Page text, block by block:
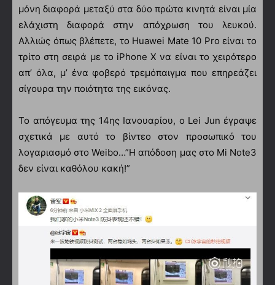
μόνη διαφορά μεταξύ στα δύο πρώτα κινητά είναι μία
ελάχιστη διαφορά στην απόχρωση του λευκού.
Αλλιώς όπως βλέπετε, το Huawei Mate 10 Pro είναι το
τρίτο στη σειρά με το iPhone X να είναι το χειρότερο
απ’ όλα, μ’ ένα φοβερό τρεμόπαιγμα που επηρεάζει
σίγουρα την ποιότητα της εικόνας.
Το απόγευμα της 14ης Ιανουαρίου, ο Lei Jun έγραψε
σχετικά με αυτό το βίντεο στον προσωπικό του
λογαριασμό στο Weibo…”Η απόδοση μας στο Mi Note3
δεν είναι καθόλου κακή!”